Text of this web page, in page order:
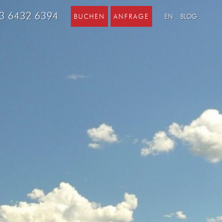
6432 6394 BUCHEN ANFRAGE EN BLOG